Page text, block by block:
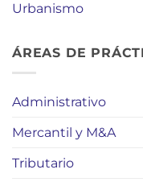
Urbanismo
ÁREAS DE
Administrativo
Mercantil y M&A
Tributario